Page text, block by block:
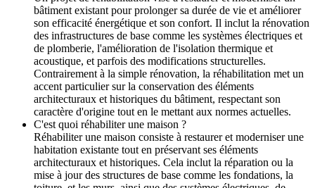
bâtiment existant pour prolonger sa durée de vie et améliorer
son efficacité énergétique et son confort. Il inclut la rénovation
des infrastructures de base comme les systèmes électriques et
de plomberie, l'amélioration de l'isolation thermique et
acoustique, et parfois des modifications structurelles.
Contrairement à la simple rénovation, la réhabilitation met un
accent particulier sur la conservation des éléments
architecturaux et historiques du bâtiment, respectant son
caractère d'origine tout en le mettant aux normes actuelles.
C'est quoi réhabiliter une maison ?
Réhabiliter une maison consiste à restaurer et moderniser une
habitation existante tout en préservant ses éléments
architecturaux et historiques. Cela inclut la réparation ou la
mise à jour des structures de base comme les fondations, la